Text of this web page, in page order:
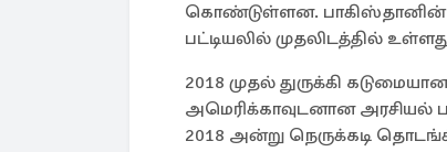
கொண்டுள்ளன. பாகிஸ்தானின்
பட்டியலில் முதலிடத்தில்
2018 முதல் துருக்கி
அமெரிக்காவுடனான அரசியல்
2018 அன்று நெருக்கடி